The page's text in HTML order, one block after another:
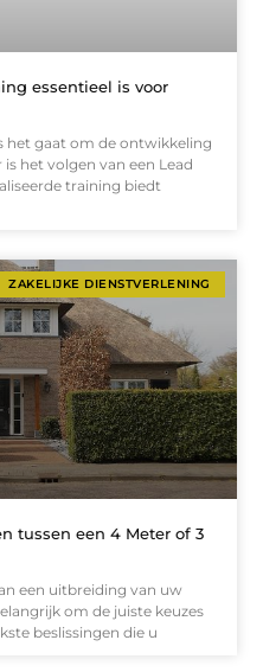
essentieel is voor
het gaat om de ontwikkeling
het volgen van een Lead
training biedt
ZAKELIJKE DIENSTVERLENING
tussen een 4 Meter of 3
een uitbreiding van uw
om de juiste keuzes
beslissingen die u